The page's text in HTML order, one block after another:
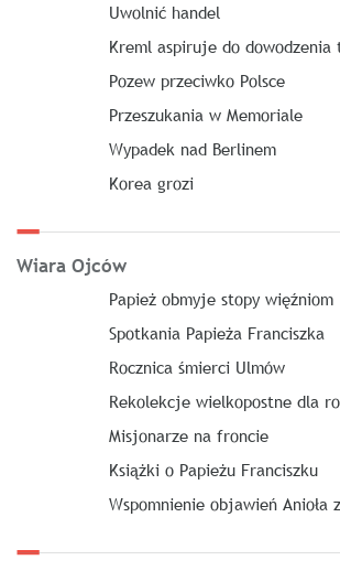
Uwolnić handel
Kreml aspiruje do dowodzenia
Pozew przeciwko Polsce
Przeszukania w Memoriale
Wypadek nad Berlinem
Korea grozi
Wiara Ojców
Papież obmyje stopy więźniom
Spotkania Papieża Franciszka
Rocznica śmierci Ulmów
Rekolekcje wielkopostne dla
Misjonarze na froncie
Książki o Papieżu Franciszku
Wspomnienie objawień Anioła